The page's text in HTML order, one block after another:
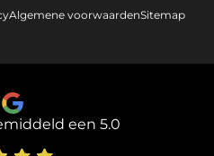
Algemene voorwaardenSitemap
een 5.0